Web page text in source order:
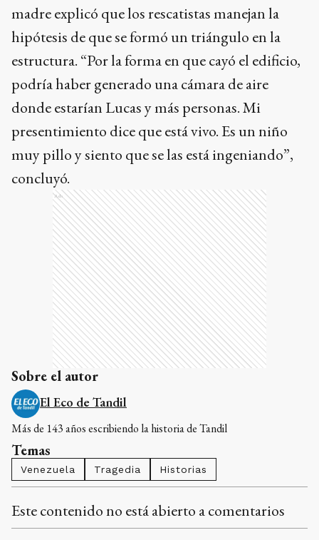
madre explicó que los rescatistas manejan la
hipótesis de que se formó un triángulo en la
estructura. “Por la forma en que cayó el edificio,
podría haber generado una cámara de aire
donde estarían Lucas y más personas. Mi
presentimiento dice que está vivo. Es un niño
muy pillo y siento que se las está ingeniando”,
concluyó.
Ads
Sobre el autor
El Eco de Tandil
Más de 143 años escribiendo la historia de Tandil
Temas
Venezuela Tragedia Historias
Este contenido no está abierto a comentarios